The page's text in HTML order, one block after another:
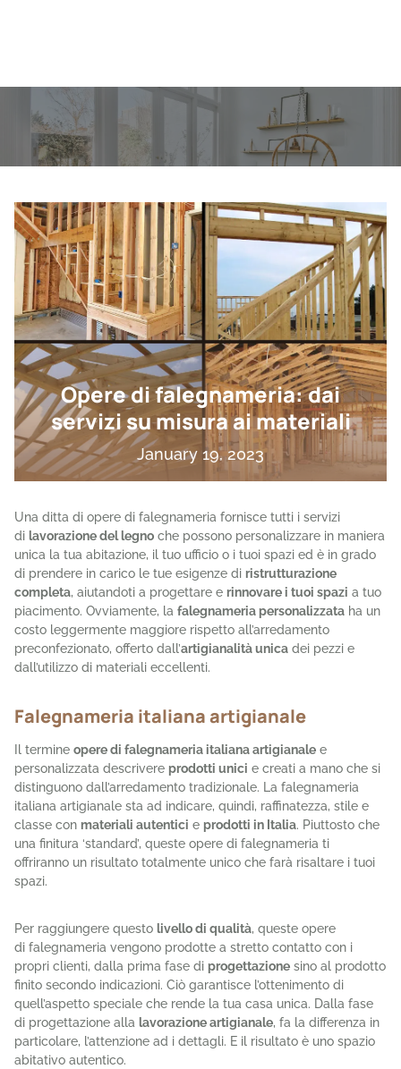
Opere di falegnameria: dai
servizi su misura ai materiali
January 19, 2023
Una ditta di opere di falegnameria fornisce tutti i servizi
di lavorazione del legno che possono personalizzare in maniera
unica la tua abitazione, il tuo ufficio o i tuoi spazi ed è in grado
di prendere in carico le tue esigenze di ristrutturazione
completa, aiutandoti a progettare e rinnovare i tuoi spazi a tuo
piacimento. Ovviamente, la falegnameria personalizzata ha un
costo leggermente maggiore rispetto all’arredamento
preconfezionato, offerto dall’artigianalità unica dei pezzi e
dall’utilizzo di materiali eccellenti.
Falegnameria italiana artigianale
Il termine opere di falegnameria italiana artigianale e
personalizzata descrivere prodotti unici e creati a mano che si
distinguono dall’arredamento tradizionale. La falegnameria
italiana artigianale sta ad indicare, quindi, raffinatezza, stile e
classe con materiali autentici e prodotti in Italia. Piuttosto che
una finitura ‘standard’, queste opere di falegnameria ti
offriranno un risultato totalmente unico che farà risaltare i tuoi
spazi.
Per raggiungere questo livello di qualità, queste opere
di falegnameria vengono prodotte a stretto contatto con i
propri clienti, dalla prima fase di progettazione sino al prodotto
finito secondo indicazioni. Ciò garantisce l’ottenimento di
quell’aspetto speciale che rende la tua casa unica. Dalla fase
di progettazione alla lavorazione artigianale, fa la differenza in
particolare, l’attenzione ad i dettagli. E il risultato è uno spazio
abitativo autentico.